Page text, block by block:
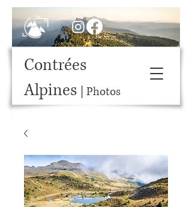
Contrées
Alpines
| Photos